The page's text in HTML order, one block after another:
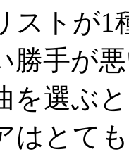
ストが1
勝手が
を選ぶ
はとて